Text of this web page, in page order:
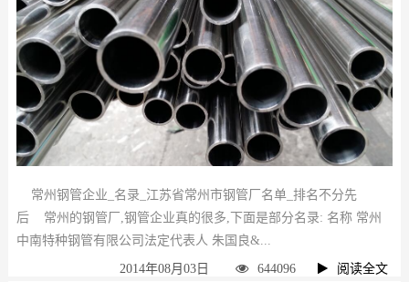
常州钢管企业_名录_江苏省常州市钢管厂名单_排名不分先
后 常州的钢管厂,钢管企业真的很多,下面是部分名录: 名称 常州
中南特种钢管有限公司法定代表人 朱国良&...
2014年08月03日 644096 阅读全文